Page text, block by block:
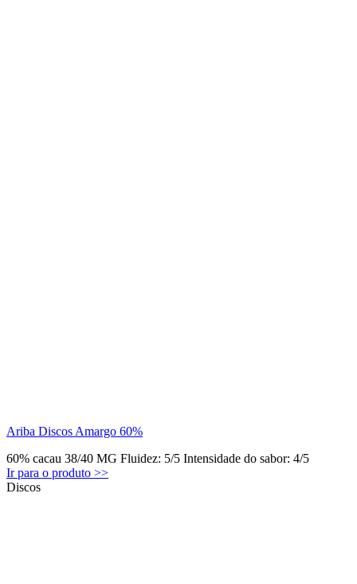
Ariba Discos Amargo 60%
60% cacau 38/40 MG Fluidez: 5/5 Intensidade do sabor: 4/5
Ir para o produto >>
Discos